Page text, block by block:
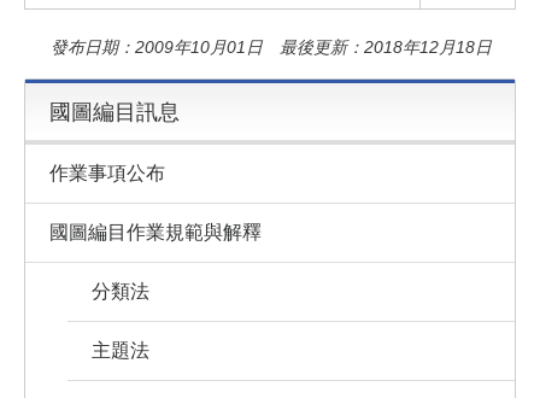
發布日期：2009年10月01日 最後更新：2018年12月18日
國圖編目訊息
作業事項公布
國圖編目作業規範與解釋
分類法
主題法